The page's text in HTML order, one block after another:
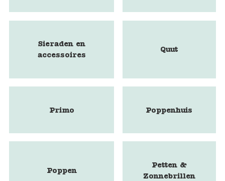
Sieraden en
accessoires
Quut
Primo Poppenhuis
Poppen
Petten &
Zonnebrillen